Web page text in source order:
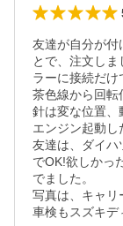
友達が自分が付
とで、注文し
ラーに接続だけ
茶色線から回転
針は変な位置、
エンジン起動し
友達は、ダイハ
でOK!欲しかっ
でました。
写真は、キャリ
車検もスズキデ